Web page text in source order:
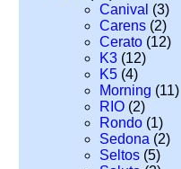
Canival (3)
Carens (2)
Cerato (12)
K3 (12)
K5 (4)
Morning (11)
RIO (2)
Rondo (1)
Sedona (2)
Seltos (5)